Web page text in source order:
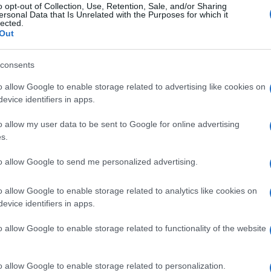
opt-out of Collection, Use, Retention, Sale, and/or Sharing
Data that Is Unrelated with the Purposes for which it
allow Google to enable storage related to advertising like cookies on
identifiers in apps.
allow my user data to be sent to Google for online advertising
allow Google to send me personalized advertising.
allow Google to enable storage related to analytics like cookies on
identifiers in apps.
allow Google to enable storage related to functionality of the website
allow Google to enable storage related to personalization.
nella sezioneLogindal menù del sito